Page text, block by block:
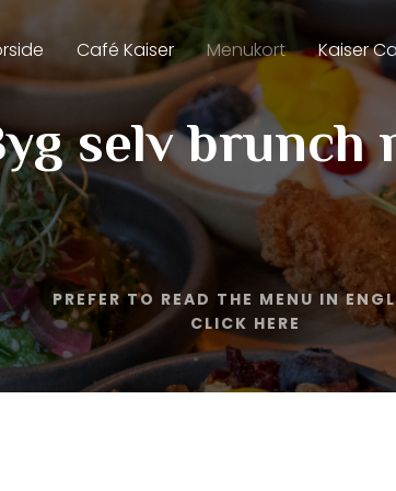
Café Kaiser Menukort Kaiser
selv brunch
PREFER TO READ THE MENU IN
CLICK HERE